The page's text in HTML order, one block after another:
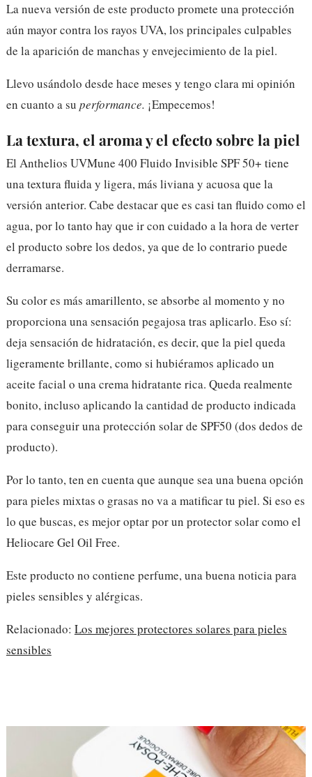
La nueva versión de este producto promete una protección
aún mayor contra los rayos UVA, los principales culpables
de la aparición de manchas y envejecimiento de la piel.
Llevo usándolo desde hace meses y tengo clara mi opinión
en cuanto a su performance. ¡Empecemos!
La textura, el aroma y el efecto sobre la piel
El Anthelios UVMune 400 Fluido Invisible SPF 50+ tiene
una textura fluida y ligera, más liviana y acuosa que la
versión anterior. Cabe destacar que es casi tan fluido como el
agua, por lo tanto hay que ir con cuidado a la hora de verter
el producto sobre los dedos, ya que de lo contrario puede
derramarse.
Su color es más amarillento, se absorbe al momento y no
proporciona una sensación pegajosa tras aplicarlo. Eso sí:
deja sensación de hidratación, es decir, que la piel queda
ligeramente brillante, como si hubiéramos aplicado un
aceite facial o una crema hidratante rica. Queda realmente
bonito, incluso aplicando la cantidad de producto indicada
para conseguir una protección solar de SPF50 (dos dedos de
producto).
Por lo tanto, ten en cuenta que aunque sea una buena opción
para pieles mixtas o grasas no va a matificar tu piel. Si eso es
lo que buscas, es mejor optar por un protector solar como el
Heliocare Gel Oil Free.
Este producto no contiene perfume, una buena noticia para
pieles sensibles y alérgicas.
Relacionado: Los mejores protectores solares para pieles
sensibles